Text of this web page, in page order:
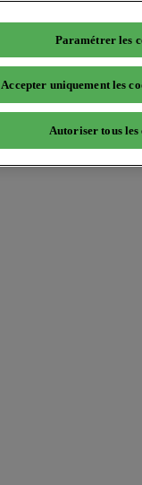
Paramétrer les
Accepter uniquement les
Autoriser tous les